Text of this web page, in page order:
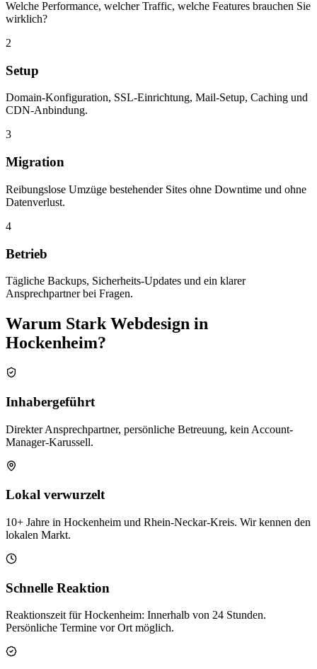
Welche Performance, welcher Traffic, welche Features brauchen Sie
wirklich?
2
Setup
Domain-Konfiguration, SSL-Einrichtung, Mail-Setup, Caching und
CDN-Anbindung.
3
Migration
Reibungslose Umzüge bestehender Sites ohne Downtime und ohne
Datenverlust.
4
Betrieb
Tägliche Backups, Sicherheits-Updates und ein klarer
Ansprechpartner bei Fragen.
Warum Stark Webdesign in
Hockenheim?
Inhabergeführt
Direkter Ansprechpartner, persönliche Betreuung, kein Account-
Manager-Karussell.
Lokal verwurzelt
10+ Jahre in Hockenheim und Rhein-Neckar-Kreis. Wir kennen den
lokalen Markt.
Schnelle Reaktion
Reaktionszeit für Hockenheim: Innerhalb von 24 Stunden.
Persönliche Termine vor Ort möglich.